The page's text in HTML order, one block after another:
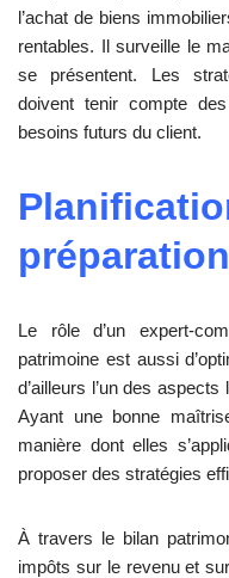
l’achat de biens
rentables. Il surveille le
se présentent. Les
doivent tenir compte
besoins futurs du client.
Le rôle d’un expert-
patrimoine est aussi
d’ailleurs l’un des
Ayant une bonne
manière dont elles
proposer des stratégies
À travers le bilan
impôts sur le revenu et